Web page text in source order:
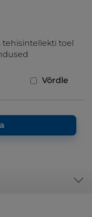
tehisintellekti toel
Võrdle